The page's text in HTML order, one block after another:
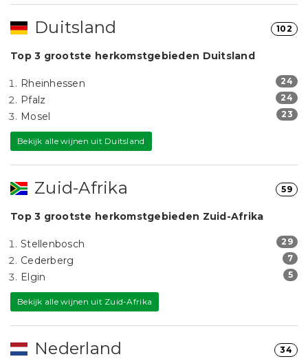
102
Duitsland
Top 3 grootste herkomstgebieden Duitsland
Rheinhessen 24
Pfalz 24
Mosel 23
Bekijk alle wijnen uit Duitsland
59
Zuid-Afrika
Top 3 grootste herkomstgebieden Zuid-Afrika
Stellenbosch 29
Cederberg 7
Elgin 5
Bekijk alle wijnen uit Zuid-Afrika
34
Nederland